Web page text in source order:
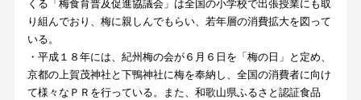
くる「梅食育普及促進協議会」は全国の小学校で出張授業にも取
り組んでおり、梅に親しんでもらい、若年層の消費拡大を図って
いる。
・平成１８年には、紀州梅の会が６月６日を「梅の日」と定め、
京都の上賀茂神社と下鴨神社に梅を奉納し、全国の消費者に向け
て様々なＰＲを行っている。また、和歌山県ふるさと認証食品